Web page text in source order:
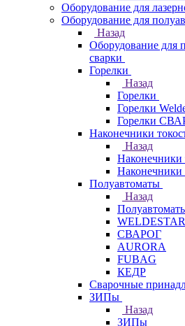
Оборудование для
Оборудование для
Назад
Оборудование для
сварки
Горелки
Назад
Горелки
Горелки
Горелки
Наконечники
Назад
Наконечники
Полуавтоматы
Назад
СВАРОГ
AURORA
FUBAG
КЕДР
Сварочные
ЗИПы
Назад
ЗИПы